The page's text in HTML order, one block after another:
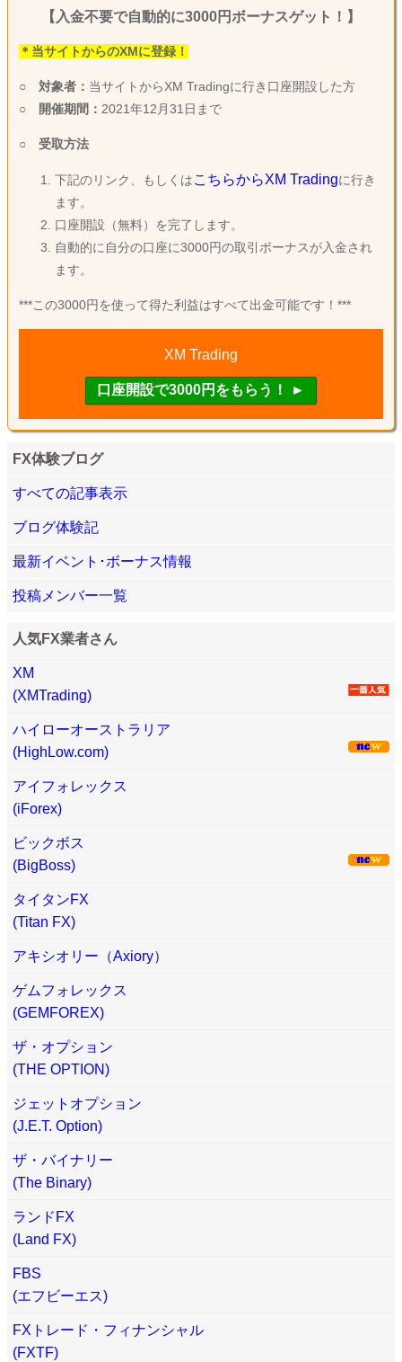
【入金不要で自動的に3000円ボーナスゲット！】
＊当サイトからのXMに登録！
○ 対象者： 当サイトからXM Tradingに行き口座開設した方
○
開催期間： 2021年12月31日まで
○ 受取方法
下記のリンク、もしくはこちらからXM Tradingに行き
ます。
口座開設（無料）を完了します。
自動的に自分の口座に3000円の取引ボーナスが入金され
ます。
***この3000円を使って得た利益はすべて出金可能です！***
XM Trading
FX体験ブログ
すべての記事表示
ブログ体験記
最新イベント･ボーナス情報
投稿メンバー一覧
人気FX業者さん
XM
(XMTrading)
ハイローオーストラリア
(HighLow.com)
アイフォレックス
(iForex)
ビックボス
(BigBoss)
タイタンFX
(Titan FX)
アキシオリー（Axiory）
ゲムフォレックス
(GEMFOREX)
ザ・オプション
(THE OPTION)
ジェットオプション
(J.E.T. Option)
ザ・バイナリー
(The Binary)
ランドFX
(Land FX)
FBS
(エフビーエス)
FXトレード・フィナンシャル
(FXTF)